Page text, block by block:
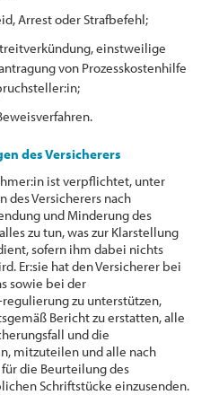
Arrest oder Strafbefehl;
einstweilige
von Prozesskostenhilfe
des Versicherers
ist verpflichtet, unter
des Versicherers nach
und Minderung des
zu tun, was zur Klarstellung
sofern ihm dabei nichts
Er:sie hat den Versicherer bei
sowie bei der
zu unterstützen,
Bericht zu erstatten, alle
und die
mitzuteilen und alle nach
die Beurteilung des
Schriftstücke einzusenden.